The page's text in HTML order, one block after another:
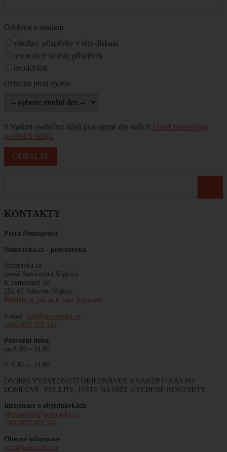
KONTAKTY
Petra Nemravová
Nemravka.cz - provozovna
Nemravka.cz
(areál Autocentra Vojkov)
K nemocnici 50
251 62 Tehovec-Vojkov
Přečtěte si, jak se k nám dostanete.
e-mail: info@nemravka.cz
+420 602 479 542
Provozní doba:
po 8.30 – 14.00
čt 8.30 – 14.00
OSOBNÍ VYZVEDNUTÍ OBJEDNÁVEK A NÁKUP U NÁS PO
DOMLUVĚ. VOLEJTE, PIŠTE NA NÍŽE UVEDENÉ KONTAKTY.
Informace o objednávkách
objednavky@nemravka.cz
+420 602 479 542
Obecné informace
info@nemravka.cz
Odebírat e-mailem
všechny příspěvky v této diskuzi
jen reakce na můj příspěvek
neodebírat
Ochrana proti spamu
S Vašimi osobními údaji pracujeme dle našich zásad zpracování
osobních údajů.